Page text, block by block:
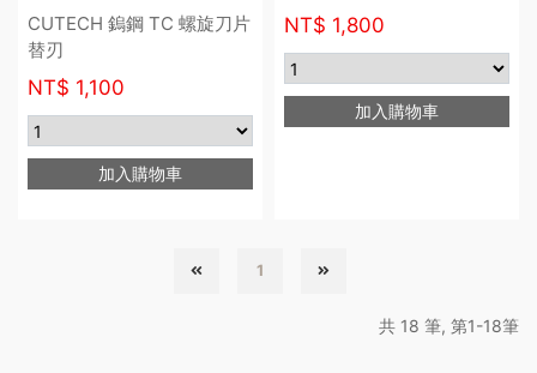
CUTECH 鎢鋼 TC 螺旋刀片
替刃
NT$ 1,100
加入購物車
NT$ 1,800
加入購物車
1
共 18 筆, 第1-18筆